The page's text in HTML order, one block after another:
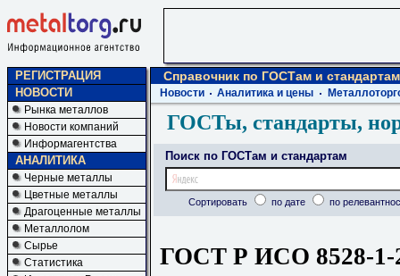
РЕГИСТРАЦИЯ
НОВОСТИ
Рынка металлов
Новости компаний
Информагентства
АНАЛИТИКА
Черные металлы
Цветные металлы
Драгоценные металлы
Металлолом
Сырье
Статистика
Справочник по ГОСТам и стандартам
Новости Аналитика и цены
ГОСТы, стандарты,
Поиск по ГОСТам и стандартам
Сортировать по дате по
ГОСТ Р ИСО 8528-1-